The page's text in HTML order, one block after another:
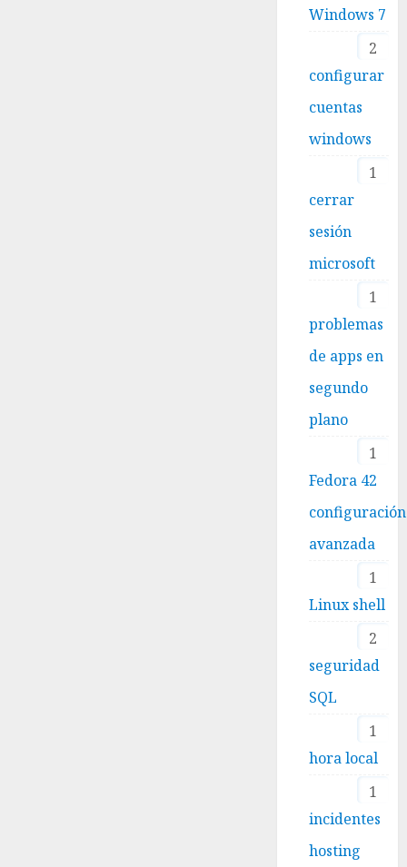
Windows 7
2
configurar
cuentas
windows
1
cerrar
sesión
microsoft
1
problemas
de apps en
segundo
plano
1
Fedora 42
configuración
avanzada
1
Linux shell
2
seguridad
SQL
1
hora local
1
incidentes
hosting